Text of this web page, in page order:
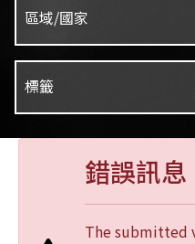
錯誤訊息
The submitted